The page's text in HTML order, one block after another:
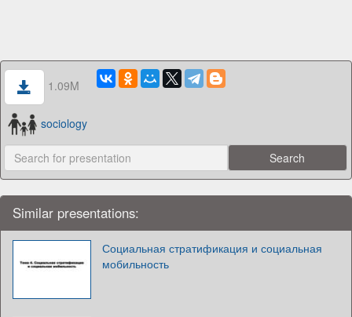
1.09M
sociology
Similar presentations:
Социальная стратификация и социальная
мобильность